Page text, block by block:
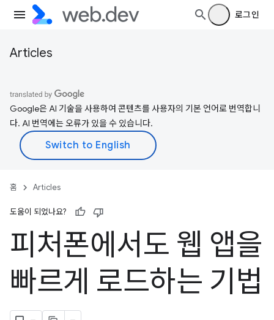
로그인
Articles
Google은 AI 기술을 사용하여 콘텐츠를 사용자의 기본 언어로 번역합니
다. AI 번역에는 오류가 있을 수 있습니다.
홈 Articles
도움이 되었나요?
피처폰에서도 웹 앱을
빠르게 로드하는 기법